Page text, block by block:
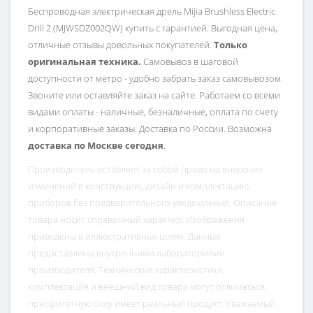
Беспроводная электрическая дрель Mijia Brushless Electric
Drill 2 (MJWSDZ002QW) купить с гарантией. Выгодная цена,
отличные отзывы довольных покупателей. Только
оригинальная техника. Самовывоз в шаговой
доступности от метро - удобно забрать заказ самовывозом.
Звоните или оставляйте заказ на сайте. Работаем со всеми
видами оплаты - наличные, безналичные, оплата по счету
и корпоративные заказы. Доставка по России. Возможна
доставка по Москве сегодня.
Производитель оставляет за собой право на внесение
изменений в конструкцию, дизайн и комплектацию
приборов без предварительного уведомления. Описание
товара носит справочный характер. Изображения
приведены в иллюстративных целях. Данные
предоставлены внутренними лабораториями
производителя. Технические характеристики,
комплектация и внешний вид товара могут отличаться,
приоритетную силу имеет реальный продукт. Уважаемый